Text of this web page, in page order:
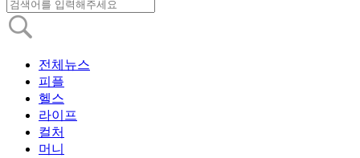
전체뉴스
피플
헬스
라이프
컬처
머니